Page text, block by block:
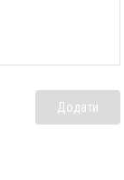
Додати